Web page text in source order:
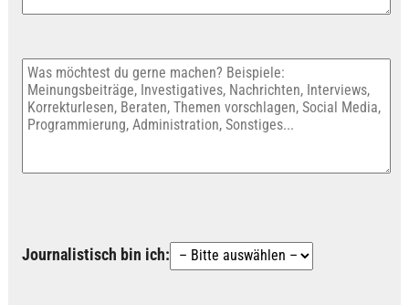
Journalistisch bin ich: